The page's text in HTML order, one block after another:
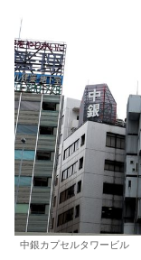
中銀カプセルタワービル